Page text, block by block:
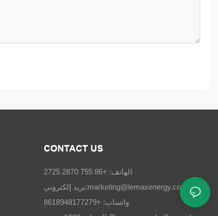
CONTACT US
الهاتف: +86 755 2870 2725
بريد إلكتروني:marketing@lemaxenergy.com
واتساب: +8618948177279